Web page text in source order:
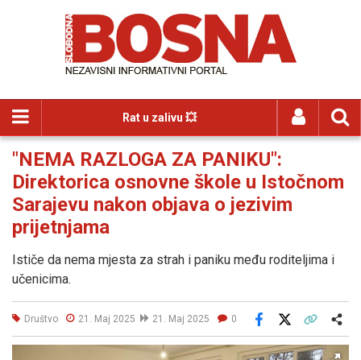
Rat u zalivu 💥
"NEMA RAZLOGA ZA PANIKU":
Direktorica osnovne škole u Istočnom
Sarajevu nakon objava o jezivim
prijetnjama
Ističe da nema mjesta za strah i paniku među roditeljima i
učenicima.
Društvo 21. Maj 2025 21. Maj 2025 0
Facebook